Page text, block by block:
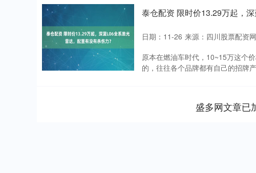
泰仓配资 限时价13.29万起，
日期：11-26 来源：四川股票配资
原本在燃油车时代，10~15万这个
的，往往各个品牌都有自己的招牌
盛多网文章已